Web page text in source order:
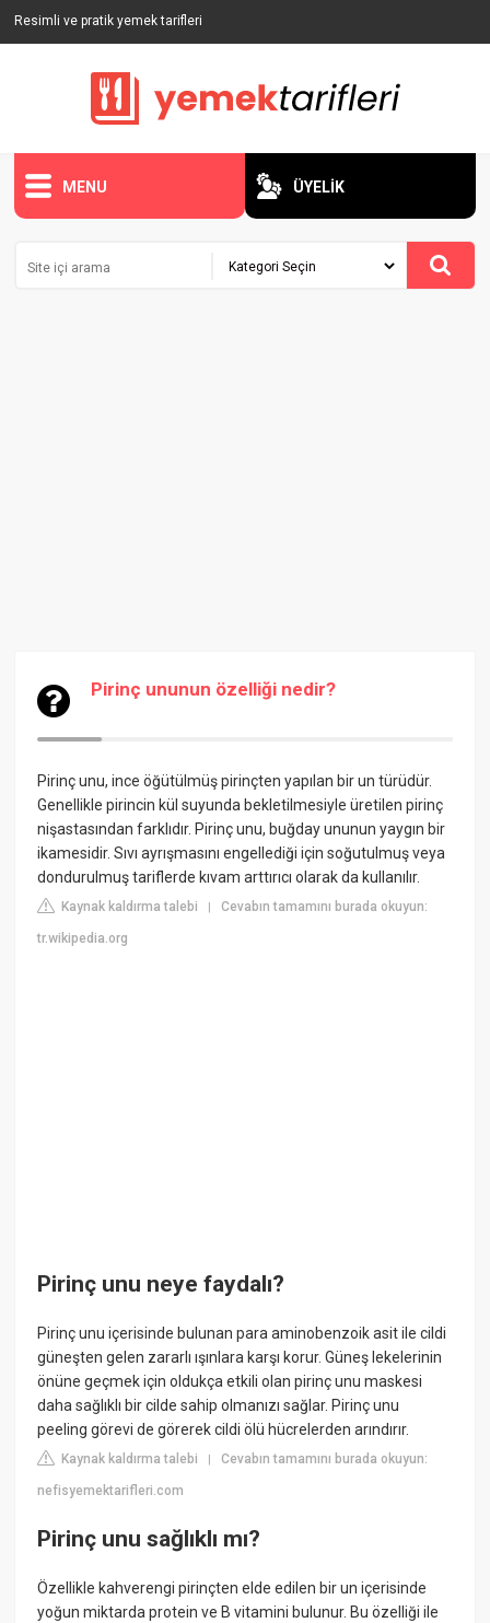
Resimli ve pratik yemek tarifleri
MENU ÜYELİK
Pirinç ununun özelliği nedir?
Pirinç unu, ince öğütülmüş pirinçten yapılan bir un türüdür.
Genellikle pirincin kül suyunda bekletilmesiyle üretilen pirinç
nişastasından farklıdır. Pirinç unu, buğday ununun yaygın bir
ikamesidir. Sıvı ayrışmasını engellediği için soğutulmuş veya
dondurulmuş tariflerde kıvam arttırıcı olarak da kullanılır.
Kaynak kaldırma talebi |Cevabın tamamını burada okuyun:
tr.wikipedia.org
Pirinç unu neye faydalı?
Pirinç unu içerisinde bulunan para aminobenzoik asit ile cildi
güneşten gelen zararlı ışınlara karşı korur. Güneş lekelerinin
önüne geçmek için oldukça etkili olan pirinç unu maskesi
daha sağlıklı bir cilde sahip olmanızı sağlar. Pirinç unu
peeling görevi de görerek cildi ölü hücrelerden arındırır.
Kaynak kaldırma talebi |Cevabın tamamını burada okuyun:
nefisyemektarifleri.com
Pirinç unu sağlıklı mı?
Özellikle kahverengi pirinçten elde edilen bir un içerisinde
yoğun miktarda protein ve B vitamini bulunur. Bu özelliği ile